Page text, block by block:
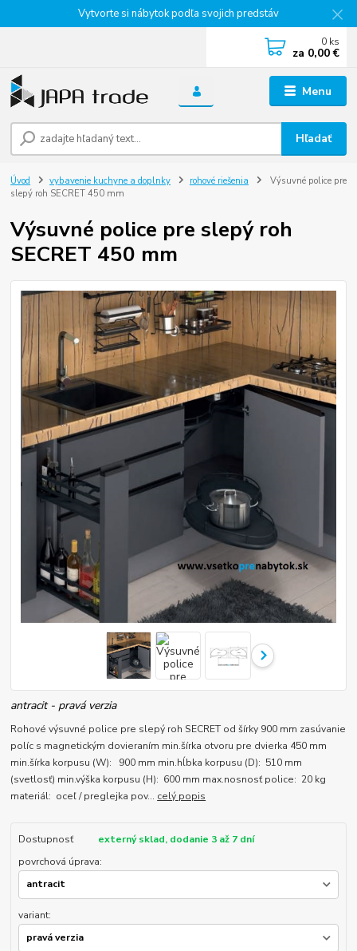
Vytvorte si nábytok podľa svojich predstáv
Menu
Hľadať
0 ks
za 0,00 €
Úvod vybavenie kuchyne a doplnky rohové riešenia
Výsuvné police pre
slepý roh SECRET 450 mm
Výsuvné police pre slepý roh
SECRET 450 mm
antracit - pravá verzia
Rohové výsuvné police pre slepý roh SECRET od šírky 900 mm zasúvanie
políc s magnetickým dovieraním min.šírka otvoru pre dvierka 450 mm
min.šírka korpusu (W): 900 mm min.hĺbka korpusu (D): 510 mm
(svetlosť) min.výška korpusu (H): 600 mm max.nosnosť police: 20 kg
materiál: oceľ / preglejka pov... celý popis
Dostupnosť
externý sklad, dodanie 3 až 7 dní
povrchová úprava:
variant: